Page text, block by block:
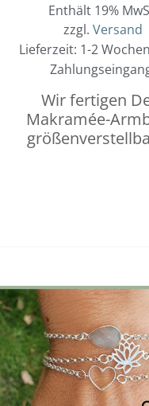
Enthält 19%
zzgl. Versand
Lieferzeit: 1-2
Wir fertigen
Makramée-